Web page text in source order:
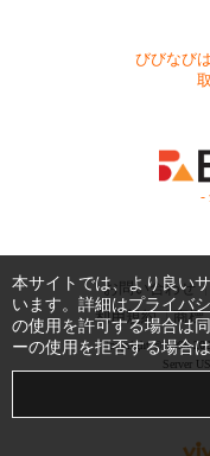
びびなび
-
お問い合わせ
利用規約
商標
Copyright © 1999-
Server
本サイトでは、より良い
います。詳細はプライバ
の使用を許可する場合は
ーの使用を拒否する場合